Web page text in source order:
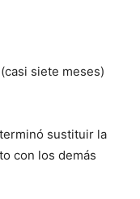
siete meses)
sustituir la
con los demás